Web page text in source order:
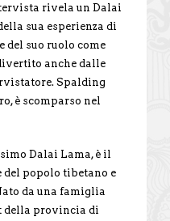
rivela un Dalai
sua esperienza di
del suo ruolo come
anche dalle
Spalding
è scomparso nel
Dalai Lama, è il
popolo tibetano e
da una famiglia
della provincia di